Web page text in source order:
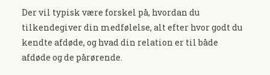
Der vil typisk være forskel på, hvordan du
tilkendegiver din medfølelse, alt efter hvor godt du
kendte afdøde, og hvad din relation er til både
afdøde og de pårørende.